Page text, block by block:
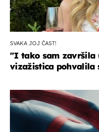
SVAKA JOJ ČAST!
"I tako sam završila
vizažistica pohvalila